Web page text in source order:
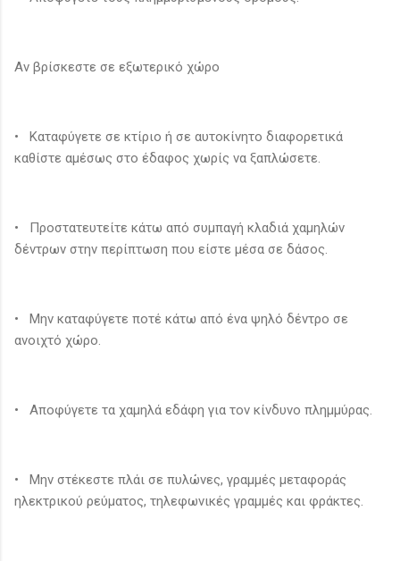
Αν βρίσκεστε σε εξωτερικό χώρο
• Καταφύγετε σε κτίριο ή σε αυτοκίνητο διαφορετικά
καθίστε αμέσως στο έδαφος χωρίς να ξαπλώσετε.
• Προστατευτείτε κάτω από συμπαγή κλαδιά χαμηλών
δέντρων στην περίπτωση που είστε μέσα σε δάσος.
• Μην καταφύγετε ποτέ κάτω από ένα ψηλό δέντρο σε
ανοιχτό χώρο.
• Αποφύγετε τα χαμηλά εδάφη για τον κίνδυνο πλημμύρας.
• Μην στέκεστε πλάι σε πυλώνες, γραμμές μεταφοράς
ηλεκτρικού ρεύματος, τηλεφωνικές γραμμές και φράκτες.